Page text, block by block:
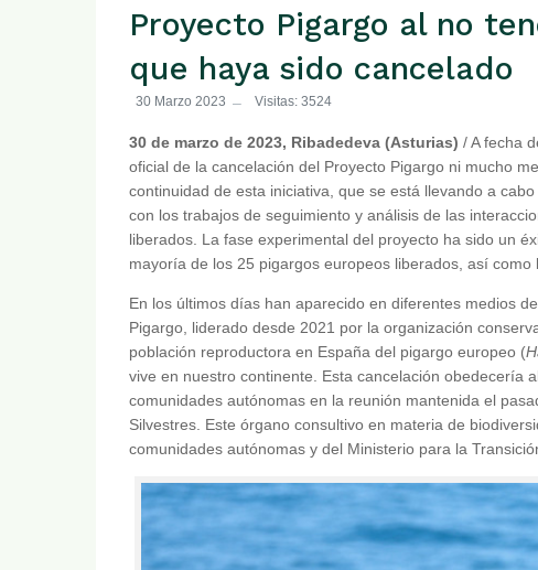
Proyecto Pigargo al no
que haya sido cancelado
30 Marzo 2023 Visitas: 3524
30 de marzo de 2023, Ribadedeva (Asturias) / A fecha
oficial de la cancelación del Proyecto Pigargo ni mucho
continuidad de esta iniciativa, que se está llevando a
con los trabajos de seguimiento y análisis de las
liberados. La fase experimental del proyecto ha sido un
mayoría de los 25 pigargos europeos liberados, así como
En los últimos días han aparecido en diferentes medios
Pigargo, liderado desde 2021 por la organización
población reproductora en España del pigargo europeo (
vive en nuestro continente. Esta cancelación obedecería
comunidades autónomas en la reunión mantenida el
Silvestres. Este órgano consultivo en materia de
comunidades autónomas y del Ministerio para la